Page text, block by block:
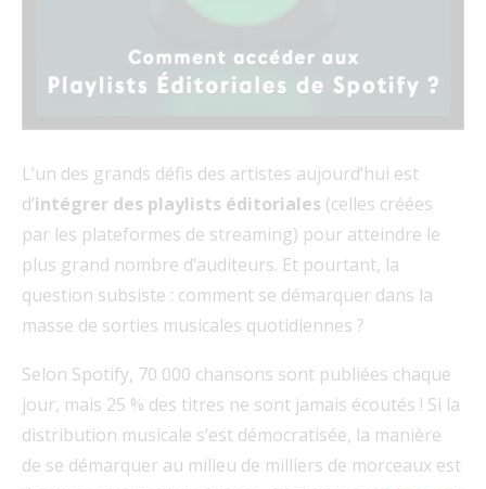
L’un des grands défis des artistes aujourd’hui est
d’intégrer des playlists éditoriales (celles créées
par les plateformes de streaming) pour atteindre le
plus grand nombre d’auditeurs. Et pourtant, la
question subsiste : comment se démarquer dans la
masse de sorties musicales quotidiennes ?
Selon Spotify, 70 000 chansons sont publiées chaque
jour, mais 25 % des titres ne sont jamais écoutés ! Si la
distribution musicale s’est démocratisée, la manière
de se démarquer au milieu de milliers de morceaux est